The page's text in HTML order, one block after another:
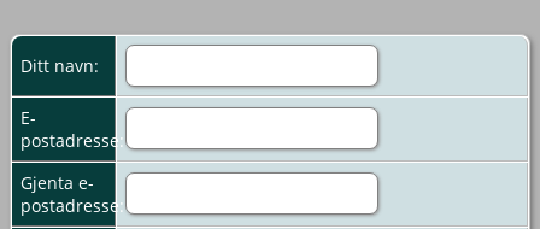
Ditt navn:
E-
postadresse:
Gjenta e-
postadresse: